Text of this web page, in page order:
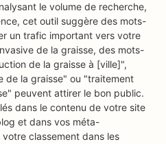
le volume de recherche,
cet outil suggère des mots-
un trafic important vers votre
de la graisse, des mots-
de la graisse à [ville]",
de la graisse" ou "traitement
peuvent attirer le bon public.
dans le contenu de votre site
et dans vos méta-
classement dans les